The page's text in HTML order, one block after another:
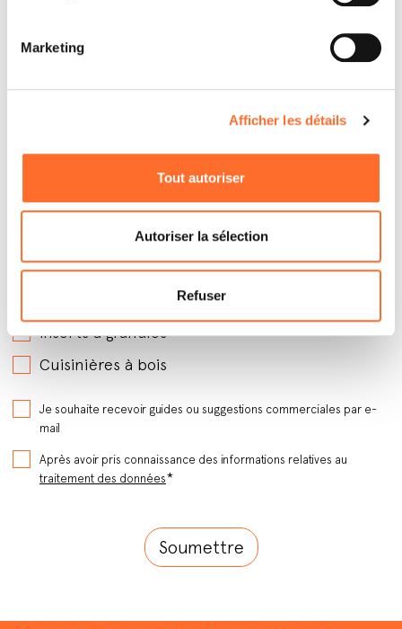
Marketing
Afficher les détails
Tout autoriser
Autoriser la sélection
Refuser
Par quels produits êtes-vous intéressé ?
Poêles à granules avec soufflerie
Poêles à granules hydro
Poêles à granules canalisables
Inserts à granules
Cuisinières à bois
Je souhaite recevoir guides ou suggestions commerciales par e-
mail
Après avoir pris connaissance des informations relatives au
traitement des données*